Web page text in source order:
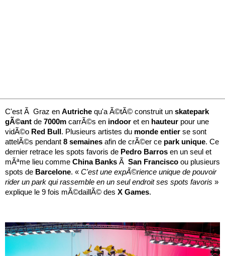
C'est Ã Graz en Autriche qu'a Ã©tÃ© construit un skatepark
gÃ©ant de 7000m carrÃ©s en indoor et en hauteur pour une
vidÃ©o Red Bull. Plusieurs artistes du monde entier se sont
attelÃ©s pendant 8 semaines afin de crÃ©er ce park unique. Ce
dernier retrace les spots favoris de Pedro Barros en un seul et
mÃªme lieu comme China Banks Ã San Francisco ou plusieurs
spots de Barcelone. « C'est une expÃ©rience unique de pouvoir
rider un park qui rassemble en un seul endroit ses spots favoris »
explique le 9 fois mÃ©daillÃ© des X Games.